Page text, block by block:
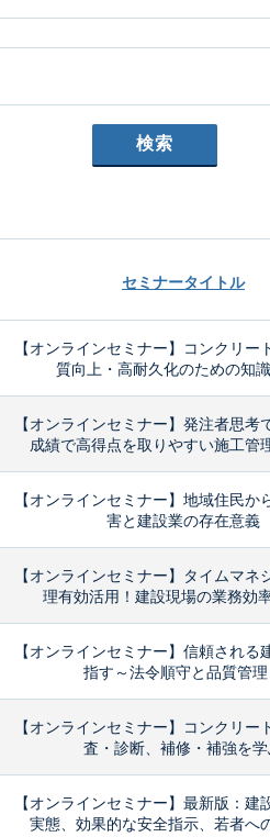
セミナータイトル
【オンラインセミナー】コンクリー
質向上・高耐久化のための知
【オンラインセミナー】発注者思考
成績で高得点を取りやすい施工管
【オンラインセミナー】地域住民か
害と建設業の存在意義
【オンラインセミナー】タイムマネ
理有効活用！建設現場の業務効
【オンラインセミナー】信頼される
指す～法令順守と品質管理
【オンラインセミナー】コンクリー
査・診断、補修・補強を
【オンラインセミナー】最新版：建
実態、効果的な安全指示、若者へ